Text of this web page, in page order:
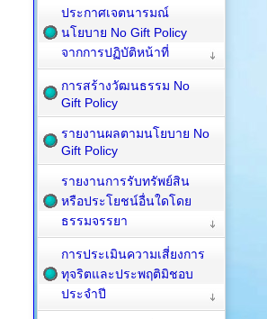
ประกาศเจตนารมณ์
นโยบาย No Gift Policy
จากการปฏิบัติหน้าที่
การสร้างวัฒนธรรม No
Gift Policy
รายงานผลตามนโยบาย No
Gift Policy
รายงานการรับทรัพย์สิน
หรือประโยชน์อื่นใดโดย
ธรรมจรรยา
การประเมินความเสี่ยงการ
ทุจริตและประพฤติมิชอบ
ประจำปี